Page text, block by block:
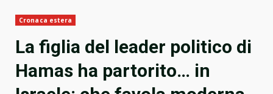
Cronaca estera
La figlia del leader politico di
Hamas ha partorito… in